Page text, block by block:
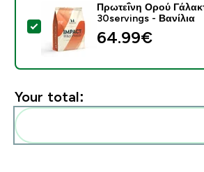
Select this product - Πρωτεΐνη
Πρωτεΐνη Ορού
30servings - Βανίλια
64.99€‎
Your total: